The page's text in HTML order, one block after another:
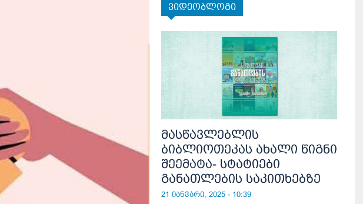
ვიდეობლოგი
მასწავლებლის
ბიბლიოთეკას ახალი წიგნი
შეემატა- სტატიები
განათლების საკითხებზე
21 იანვარი, 2025 - 10:39